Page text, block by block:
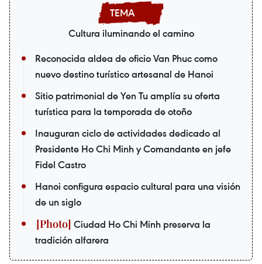
Cultura iluminando el camino
Reconocida aldea de oficio Van Phuc como
nuevo destino turístico artesanal de Hanoi
Sitio patrimonial de Yen Tu amplía su oferta
turística para la temporada de otoño
Inauguran ciclo de actividades dedicado al
Presidente Ho Chi Minh y Comandante en jefe
Fidel Castro
Hanoi configura espacio cultural para una visión
de un siglo
Ciudad Ho Chi Minh preserva la
tradición alfarera